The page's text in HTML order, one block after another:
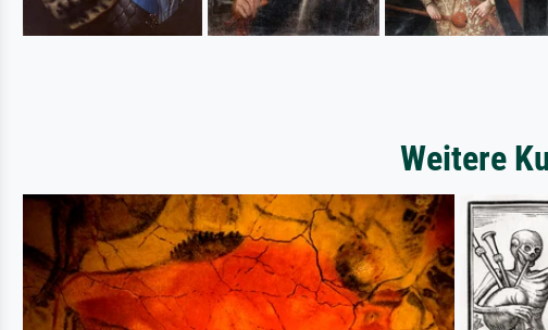
Weitere